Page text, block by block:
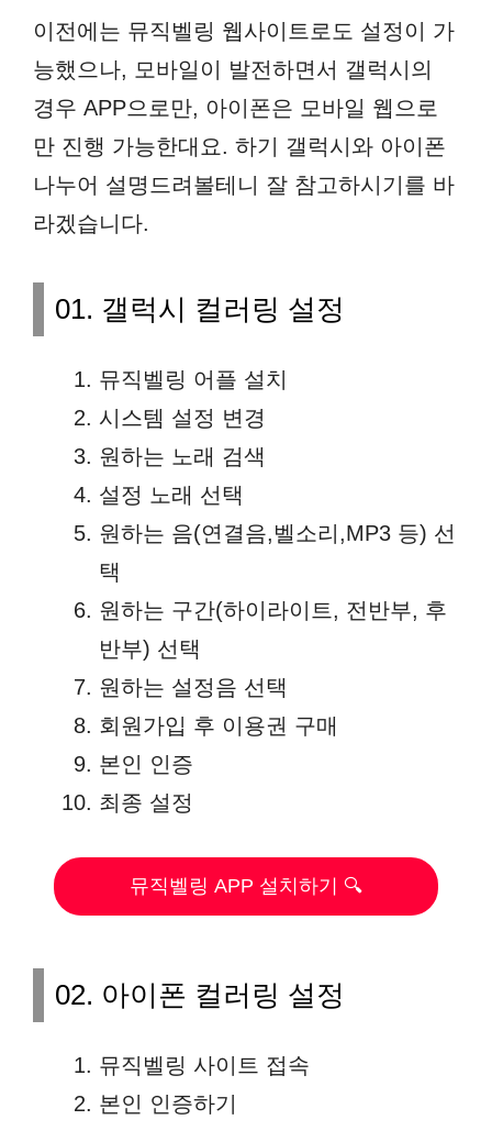
이전에는 뮤직벨링 웹사이트로도 설정이 가
능했으나, 모바일이 발전하면서 갤럭시의
경우 APP으로만, 아이폰은 모바일 웹으로
만 진행 가능한대요. 하기 갤럭시와 아이폰
나누어 설명드려볼테니 잘 참고하시기를 바
라겠습니다.
01. 갤럭시 컬러링 설정
뮤직벨링 어플 설치
시스템 설정 변경
원하는 노래 검색
설정 노래 선택
원하는 음(연결음,벨소리,MP3 등) 선
택
원하는 구간(하이라이트, 전반부, 후
반부) 선택
원하는 설정음 선택
회원가입 후 이용권 구매
본인 인증
최종 설정
뮤직벨링 APP 설치하기 🔍
02. 아이폰 컬러링 설정
뮤직벨링 사이트 접속
본인 인증하기